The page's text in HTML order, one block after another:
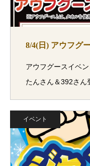
8/4(日) アウフグ
アウフグースイベ
たんさん＆392さん
イベント